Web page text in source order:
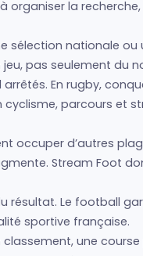
organiser la
nationale ou
pas seulement du
En rugby,
parcours et
d’autres
Stream Foot
résultat. Le football
sportive française.
classement, une